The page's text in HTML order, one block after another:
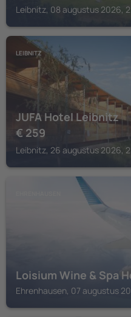
Leibnitz, 08 augustus 2026,
LEIBNITZ
JUFA Hotel Leibnitz
€ 259
Leibnitz, 26 augustus 2026,
Loisium Wine & Spa
Ehrenhausen, 07 augustus